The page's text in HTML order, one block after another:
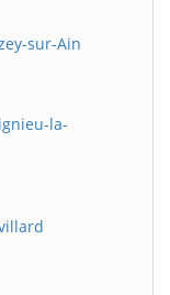
sur-Ain
la-